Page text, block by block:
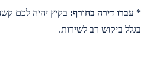
* עברו דירה בחורף: בקיץ יהיה לכם
בגלל ביקוש רב לשירות.